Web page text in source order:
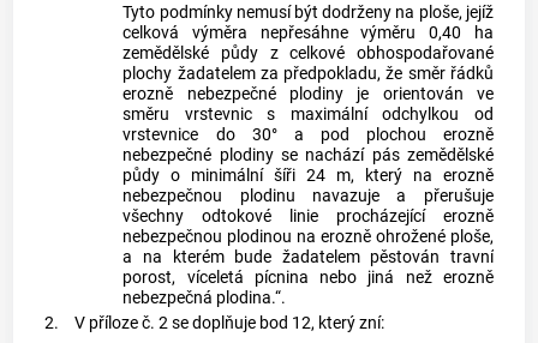
Tyto podmínky nemusí být dodrženy na ploše, jejíž
celková výměra nepřesáhne výměru 0,40 ha
zemědělské půdy z celkové obhospodařované
plochy žadatelem za předpokladu, že směr řádků
erozně nebezpečné plodiny je orientován ve
směru vrstevnic s maximální odchylkou od
vrstevnice do 30° a pod plochou erozně
nebezpečné plodiny se nachází pás zemědělské
půdy o minimální šíři 24 m, který na erozně
nebezpečnou plodinu navazuje a přerušuje
všechny odtokové linie procházející erozně
nebezpečnou plodinou na erozně ohrožené ploše,
a na kterém bude žadatelem pěstován travní
porost, víceletá pícnina nebo jiná než erozně
nebezpečná plodina.“.
2.
V příloze č. 2 se doplňuje bod 12, který zní: